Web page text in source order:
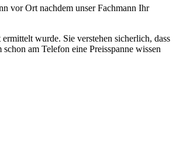
vor Ort nachdem unser Fachmann Ihr
wurde. Sie verstehen sicherlich, dass
am Telefon eine Preisspanne wissen